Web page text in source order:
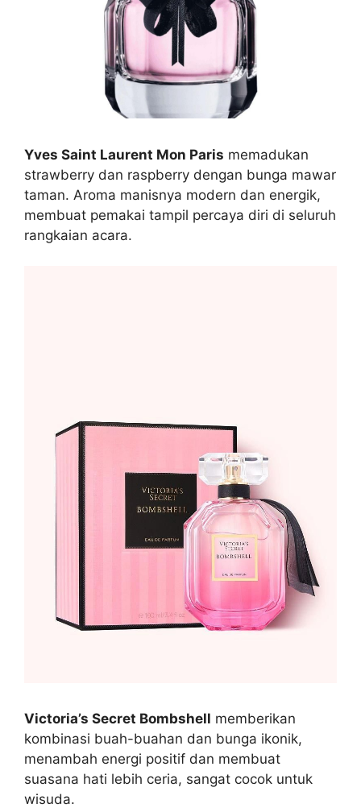
Yves Saint Laurent Mon Paris memadukan
strawberry dan raspberry dengan bunga mawar
taman. Aroma manisnya modern dan energik,
membuat pemakai tampil percaya diri di seluruh
rangkaian acara.
Victoria’s Secret Bombshell memberikan
kombinasi buah-buahan dan bunga ikonik,
menambah energi positif dan membuat
suasana hati lebih ceria, sangat cocok untuk
wisuda.